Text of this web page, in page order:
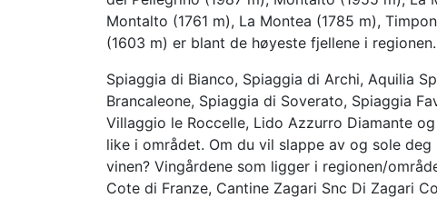
Montalto (1761 m), La Montea (1785 m),
(1603 m) er blant de høyeste fjellene i regionen.
Spiaggia di Bianco, Spiaggia di Archi, Aquilia
Brancaleone, Spiaggia di Soverato, Spiaggia
Villaggio le Roccelle, Lido Azzurro Diamante
like i området. Om du vil slappe av og sole
vinen? Vingårdene som ligger i regionen/
Cote di Franze, Cantine Zagari Snc Di Zagari